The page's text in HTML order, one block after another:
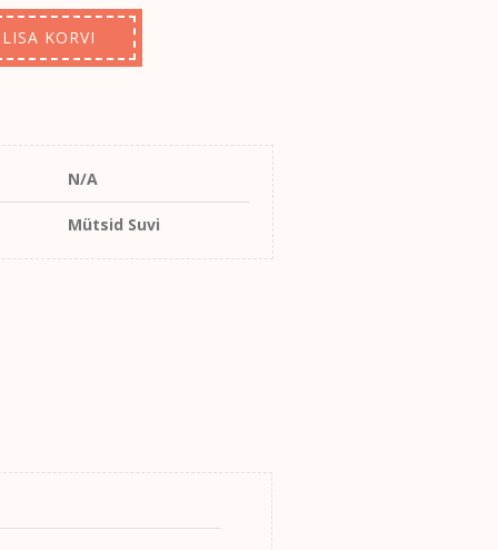
LISA KORVI
N/A
Mütsid Suvi